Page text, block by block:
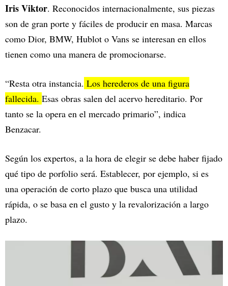
Iris Viktor. Reconocidos internacionalmente, sus piezas
son de gran porte y fáciles de producir en masa. Marcas
como Dior, BMW, Hublot o Vans se interesan en ellos
tienen como una manera de promocionarse.
“Resta otra instancia. Los herederos de una figura
fallecida. Esas obras salen del acervo hereditario. Por
tanto se la opera en el mercado primario”, indica
Benzacar.
Según los expertos, a la hora de elegir se debe haber fijado
qué tipo de porfolio será. Establecer, por ejemplo, si es
una operación de corto plazo que busca una utilidad
rápida, o se basa en el gusto y la revalorización a largo
plazo.